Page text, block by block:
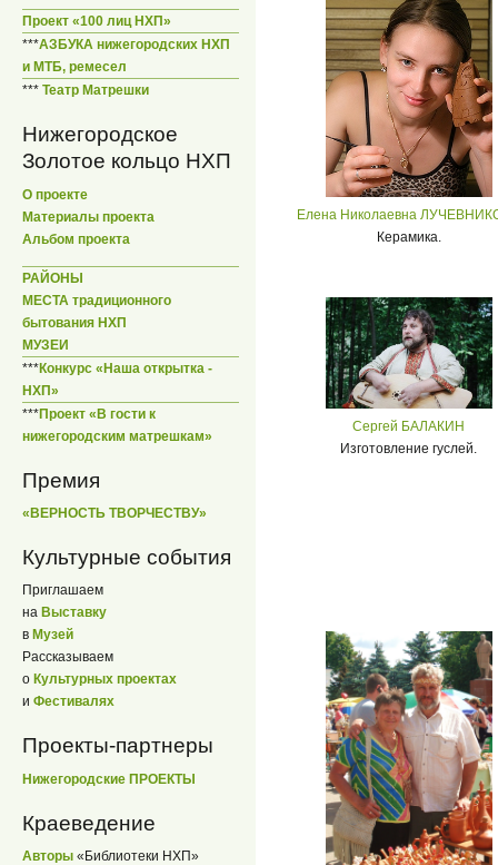
Проект «100 лиц НХП»
***АЗБУКА нижегородских НХП
и МТБ, ремесел
*** Театр Матрешки
Нижегородское
Золотое кольцо НХП
О проекте
Материалы проекта
Альбом проекта
РАЙОНЫ
МЕСТА традиционного
бытования НХП
МУЗЕИ
***Конкурс «Наша открытка -
НХП»
***Проект «В гости к
нижегородским матрешкам»
Премия
«ВЕРНОСТЬ ТВОРЧЕСТВУ»
Культурные события
Приглашаем
на Выставку
в Музей
Рассказываем
о Культурных проектах
и Фестивалях
Проекты-партнеры
Нижегородские ПРОЕКТЫ
Краеведение
Авторы «Библиотеки НХП»
Елена Николаевна
Керамика.
Сергей БАЛАКИН
Изготовление гуслей.